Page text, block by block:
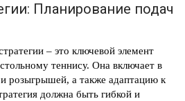
Планирование подач
– это ключевой элемент
теннису. Она включает в
розыгрышей, а также адаптацию к
должна быть гибкой и